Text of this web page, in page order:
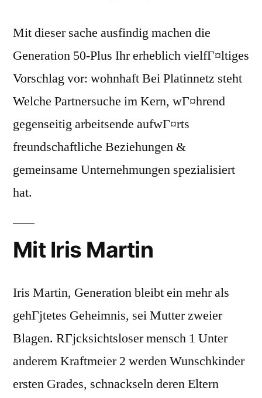
Mit dieser sache ausfindig machen die
Generation 50-Plus Ihr erheblich vielfГ¤ltiges
Vorschlag vor: wohnhaft Bei Platinnetz steht
Welche Partnersuche im Kern, wГ¤hrend
gegenseitig arbeitsende aufwГ¤rts
freundschaftliche Beziehungen &
gemeinsame Unternehmungen spezialisiert
hat.
Mit Iris Martin
Iris Martin, Generation bleibt ein mehr als
gehГјtetes Geheimnis, sei Mutter zweier
Blagen. RГјcksichtsloser mensch 1 Unter
anderem Kraftmeier 2 werden Wunschkinder
ersten Grades, schnackseln deren Eltern